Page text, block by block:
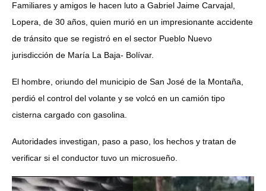
Familiares y amigos le hacen luto a Gabriel Jaime Carvajal,
Lopera, de 30 años, quien murió en un impresionante accidente
de tránsito que se registró en el sector Pueblo Nuevo
jurisdicción de María La Baja- Bolívar.
El hombre, oriundo del municipio de San José de la Montaña,
perdió el control del volante y se volcó en un camión tipo
cisterna cargado con gasolina.
Autoridades investigan, paso a paso, los hechos y tratan de
verificar si el conductor tuvo un microsueño.